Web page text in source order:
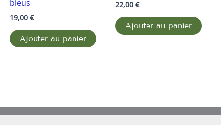
bleus
19,00 €
Ajouter au panier
22,00 €
Ajouter au panier